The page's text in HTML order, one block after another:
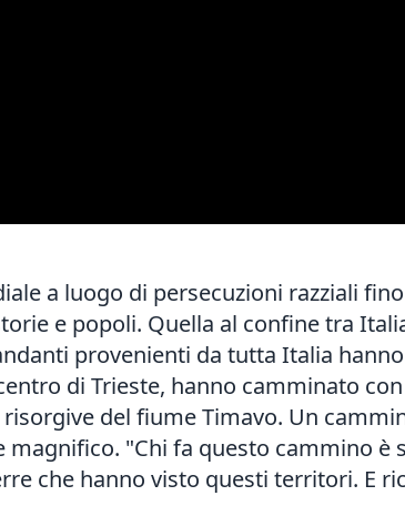
a luogo di persecuzioni razziali
e popoli. Quella al confine tra
provenienti da tutta Italia
di Trieste, hanno camminato
del fiume Timavo. Un
"Chi fa questo cammino è
che hanno visto questi territori. E